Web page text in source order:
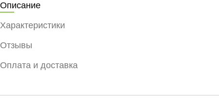
Описание
Характеристики
Отзывы
Оплата и доставка